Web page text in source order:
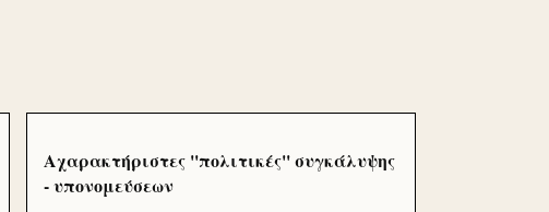
Αχαρακτήριστες ''πολιτικές'' συγκάλυψης
- υπονομεύσεων